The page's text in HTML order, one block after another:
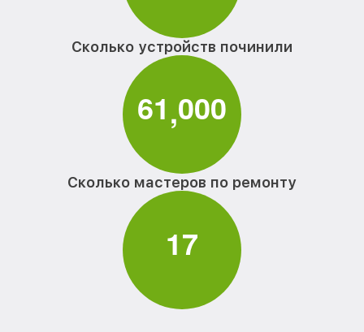
Сколько устройств починили
61,000
Сколько мастеров по ремонту
17